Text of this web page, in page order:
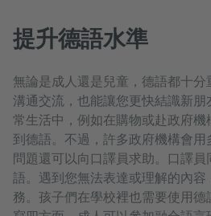
提升德語水準
無論是成人還是兒童，德語都十
溝通交流，也能讓您更快結識新
常生活中，例如在購物或赴政府
到德語。不過，許多政府機構會
問題還可以向口譯員求助。口譯
語。遇到您無法表達或理解的內
務。孩子們在學校裡也需要使用